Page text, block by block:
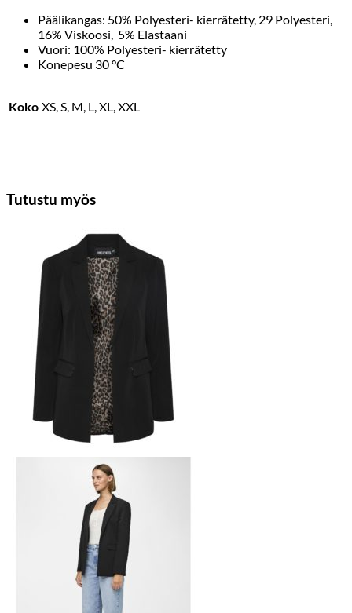
Päälikangas: 50% Polyesteri- kierrätetty, 29 Polyesteri,
16% Viskoosi, 5% Elastaani
Vuori: 100% Polyesteri- kierrätetty
Konepesu 30 °C
Koko XS, S, M, L, XL, XXL
Tutustu myös